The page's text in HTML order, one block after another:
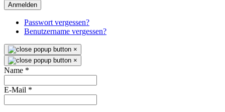
Anmelden
Passwort vergessen?
Benutzername vergessen?
×
×
Name *
E-Mail *